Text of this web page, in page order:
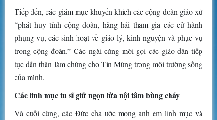
Tiếp đến, các giám mục khuyến khích các cộng đoàn giáo xứ
“phát huy tính cộng đoàn, hăng hái tham gia các cử hành
phụng vụ, các sinh hoạt về giáo lý, kinh nguyện và phục vụ
trong cộng đoàn.” Các ngài cũng mời gọi các giáo dân tiếp
tục dấn thân làm chứng cho Tin Mừng trong môi trường sống
của mình.
Các linh mục tu sĩ giữ ngọn lửa nội tâm bùng cháy
Và cuối cùng, các Đức cha ước mong anh em linh mục và